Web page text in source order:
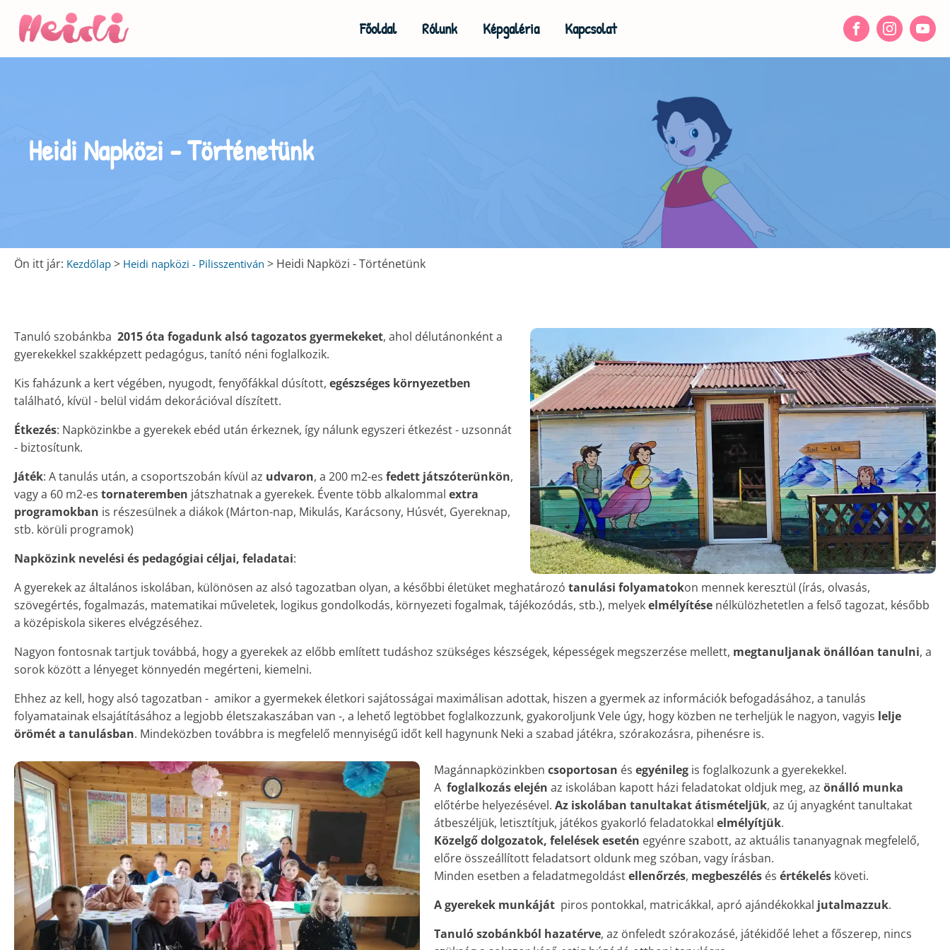
Főoldal Rólunk Képgaléria Kapcsolat
Heidi Napközi - Történetünk
Ön itt jár: Kezdőlap > Heidi napközi - Pilisszentiván > Heidi Napközi - Történetünk
Tanuló szobánkba 2015 óta fogadunk alsó tagozatos gyermekeket, ahol délutánonként a
gyerekekkel szakképzett pedagógus, tanító néni foglalkozik.
Kis faházunk a kert végében, nyugodt, fenyőfákkal dúsított, egészséges környezetben
található, kívül - belül vidám dekorációval díszített.
Étkezés: Napközinkbe a gyerekek ebéd után érkeznek, így nálunk egyszeri étkezést - uzsonnát
- biztosítunk.
Játék: A tanulás után, a csoportszobán kívül az udvaron, a 200 m2-es fedett játszóterünkön,
vagy a 60 m2-es tornateremben játszhatnak a gyerekek. Évente több alkalommal extra
programokban is részesülnek a diákok (Márton-nap, Mikulás, Karácsony, Húsvét, Gyereknap,
stb. körüli programok)
Napközink nevelési és pedagógiai céljai, feladatai:
A gyerekek az általános iskolában, különösen az alsó tagozatban olyan, a későbbi életüket meghatározó tanulási folyamatokon mennek keresztül (írás, olvasás,
szövegértés, fogalmazás, matematikai műveletek, logikus gondolkodás, környezeti fogalmak, tájékozódás, stb.), melyekelmélyítése nélkülözhetetlen a felső tagozat, később
a középiskola sikeres elvégzéséhez.
Nagyon fontosnak tartjuk továbbá, hogy a gyerekek az előbb említett tudáshoz szükséges készségek, képességek megszerzése mellett, megtanuljanak önállóan tanulni, a
sorok között a lényeget könnyedén megérteni, kiemelni.
Ehhez az kell, hogy alsó tagozatban - amikor a gyermekek életkori sajátosságai maximálisan adottak, hiszen a gyermek az információk befogadásához, a tanulás
folyamatainak elsajátításához a legjobb életszakaszában van -, a lehető legtöbbet foglalkozzunk, gyakoroljunk Vele úgy, hogy közben ne terheljük le nagyon, vagyis lelje
örömét a tanulásban. Mindeközben továbbra is megfelelő mennyiségű időt kell hagynunk Neki a szabad játékra, szórakozásra, pihenésre is.
Magánnapközinkben csoportosan és egyénilegis foglalkozunk a gyerekekkel.
A foglalkozás elején az iskolában kapott házi feladatokat oldjuk meg, az önálló munka
előtérbe helyezésével. Az iskolában tanultakatátismételjük, az új anyagként tanultakat
átbeszéljük, letisztítjuk, játékos gyakorló feladatokkal elmélyítjük.
Közelgő dolgozatok, felelések esetén egyénre szabott, az aktuális tananyagnak megfelelő,
előre összeállított feladatsort oldunk meg szóban, vagy írásban.
Minden esetben a feladatmegoldástellenőrzés, megbeszélésés értékelésköveti.
A gyerekek munkájátpiros pontokkal, matricákkal, apró ajándékokkal jutalmazzuk.
Tanuló szobánkból hazatérve, az önfeledt szórakozásé, játékidőé lehet a főszerep, nincs